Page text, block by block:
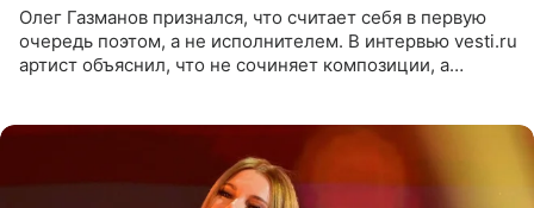
Олег Газманов признался, что считает себя в первую
очередь поэтом, а не исполнителем. В интервью vesti.ru
артист объяснил, что не сочиняет композиции, а